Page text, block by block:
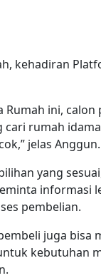
kehadiran
Rumah ini,
rumah
jelas Anggun.
yang
informasi
pembelian.
juga bisa
kebutuhan